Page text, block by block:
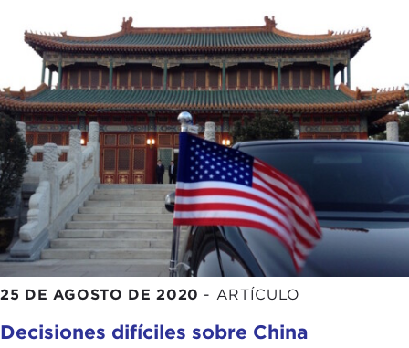
25 DE AGOSTO DE 2020 - ARTÍCULO
Decisiones difíciles sobre China